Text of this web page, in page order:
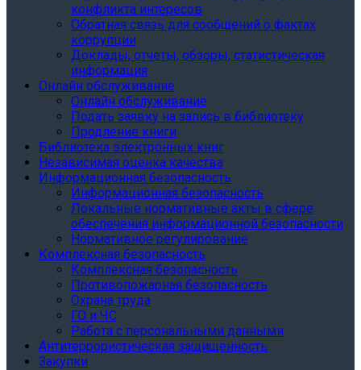
конфликта интересов
Обратная связь для сообщений о фактах
коррупции
Доклады, отчеты, обзоры, статистическая
информация
Онлайн обслуживание
Онлайн обслуживание
Подать заявку на запись в библиотеку
Продление книги
Библиотека электронных книг
Независимая оценка качества
Информационная безопасность
Информационная безопасность
Локальные нормативные акты в сфере
обеспечения информационной безопасности
Нормативное регулирование
Комплексная безопасность
Комплексная безопасность
Противопожарная безопасность
Охрана труда
ГО и ЧС
Работа с персональными данными
Антитеррористическая защищенность
Закупки